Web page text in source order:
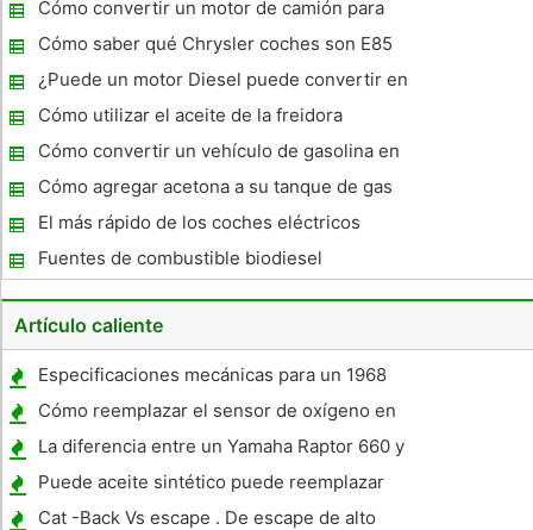
Cómo convertir un motor de camión para
quemar aceite vegetal
Cómo saber qué Chrysler coches son E85
Compatible
¿Puede un motor Diesel puede convertir en
un motor de gas natural?
Cómo utilizar el aceite de la freidora
profunda de residuos en los Diesel
Cómo convertir un vehículo de gasolina en
biocombustible
Cómo agregar acetona a su tanque de gas
El más rápido de los coches eléctricos
Fuentes de combustible biodiesel
Artículo caliente
Especificaciones mecánicas para un 1968
Ford LTD
Cómo reemplazar el sensor de oxígeno en
un Toyota Sienna
La diferencia entre un Yamaha Raptor 660 y
un 700
Puede aceite sintético puede reemplazar
con aceite no sintético ?
Cat -Back Vs escape . De escape de alto